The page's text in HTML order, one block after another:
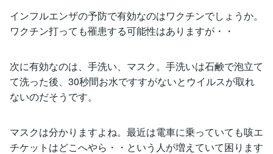
インフルエンザの予防で有効なのはワクチンでしょうか。
ワクチン打っても罹患する可能性はありますが・・
次に有効なのは、手洗い、マスク。手洗いは石鹸で泡立て
て洗った後、30秒間お水ですすがないとウイルスが取れ
ないのだそうです。
マスクは分かりますよね。最近は電車に乗っていても咳エ
チケットはどこへやら・・という人が増えていて困ります